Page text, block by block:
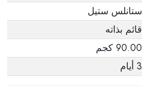
ستانلس ستيل
قائم بذاته
90.00 كجم
3 أيام